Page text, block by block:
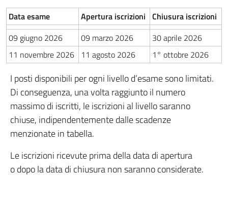
Data esame Apertura iscrizioni Chiusura iscrizioni
09 giugno 2026
09 marzo 2026
30 aprile 2026
11 novembre 2026
11 agosto 2026 1° ottobre 2026
I posti disponibili per ogni livello d’esame sono limitati.
Di conseguenza, una volta raggiunto il numero
massimo di iscritti, le iscrizioni al livello saranno
chiuse, indipendentemente dalle scadenze
menzionate in tabella.
Le iscrizioni ricevute prima della data di apertura
o dopo la data di chiusura non saranno considerate.